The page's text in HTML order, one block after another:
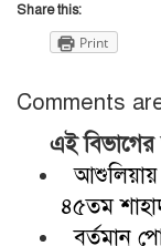
Share this:
Print
Comments
এই বিভাগের
আশুলিয়ায়
৪৫তম
বর্তমান